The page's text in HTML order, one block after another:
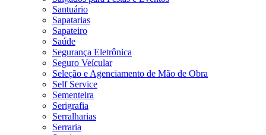
Santuário
Sapatarias
Sapateiro
Saúde
Segurança Eletrônica
Seguro Veícular
Seleção e Agenciamento de Mão de Obra
Self Service
Sementeira
Serigrafia
Serralharias
Serraria